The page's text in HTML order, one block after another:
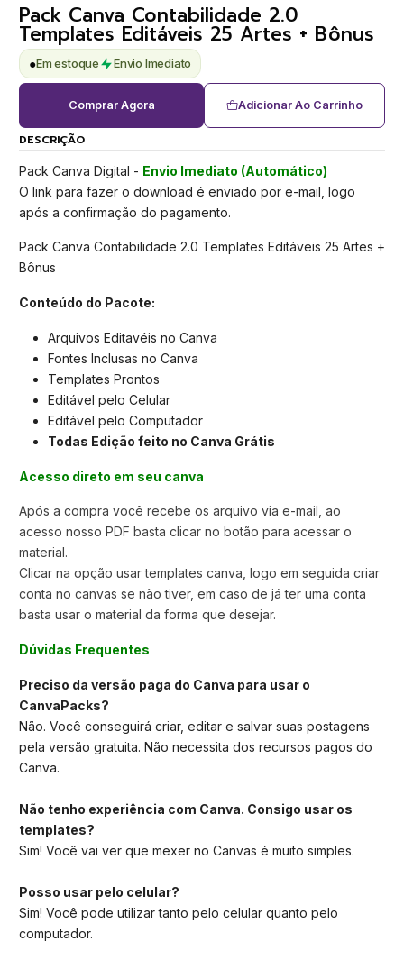
Pack Canva Contabilidade 2.0
Templates Editáveis 25 Artes + Bônus
●Em estoque Envio Imediato
Adicionar Ao Carrinho
Comprar Agora
DESCRIÇÃO
Pack Canva Digital - Envio Imediato (Automático)
O link para fazer o download é enviado por e-mail, logo
após a confirmação do pagamento.
Pack Canva Contabilidade 2.0 Templates Editáveis 25 Artes +
Bônus
Conteúdo do Pacote:
Arquivos Editavéis no Canva
Fontes Inclusas no Canva
Templates Prontos
Editável pelo Celular
Editável pelo Computador
Todas Edição feito no Canva Grátis
Acesso direto em seu canva
Após a compra você recebe os arquivo via e-mail, ao
acesso nosso PDF basta clicar no botão para acessar o
material.
Clicar na opção usar templates canva, logo em seguida criar
conta no canvas se não tiver, em caso de já ter uma conta
basta usar o material da forma que desejar.
Dúvidas Frequentes
Preciso da versão paga do Canva para usar o
CanvaPacks?
Não. Você conseguirá criar, editar e salvar suas postagens
pela versão gratuita. Não necessita dos recursos pagos do
Canva.
Não tenho experiência com Canva. Consigo usar os
templates?
Sim! Você vai ver que mexer no Canvas é muito simples.
Posso usar pelo celular?
Sim! Você pode utilizar tanto pelo celular quanto pelo
computador.